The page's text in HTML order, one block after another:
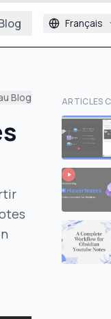
Français
Blog
ARTICLES